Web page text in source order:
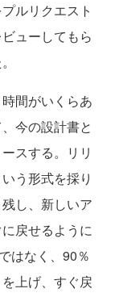
ルリクエスト
ューしてもら
間がいくらあ
今の設計書と
スする。リリ
う形式を採り
し、新しいア
戻せるように
はなく、90％
上げ、すぐ戻